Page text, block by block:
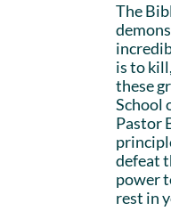
The
is to
these
School
Pastor
defeat
power
rest in